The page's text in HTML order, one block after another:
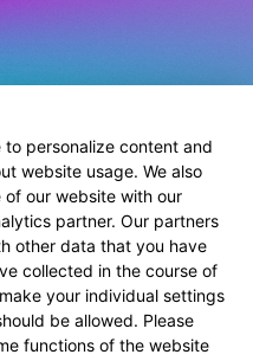
personalize content and
website usage. We also
of our website with our
partner. Our partners
other data that you have
collected in the course of
your individual settings
be allowed. Please
functions of the website